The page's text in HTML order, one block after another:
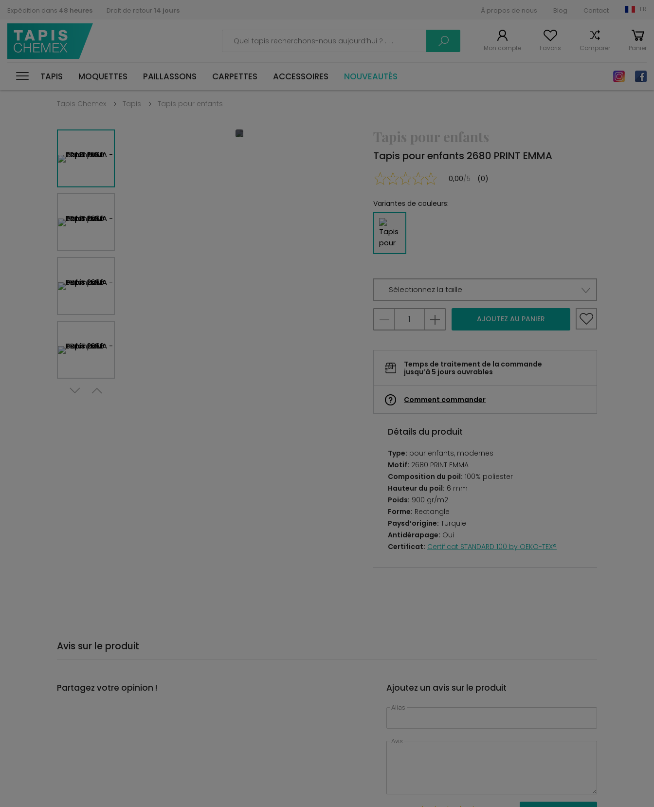
Expédition dans 48 heures Droit de retour 14 jours À propos de nous Blog Contact FR
Mon compte Favoris Comparer Panier
TAPIS MOQUETTES PAILLASSONS CARPETTES ACCESSOIRES NOUVEAUTÉS
Tapis Chemex Tapis Tapis pour enfants
Tapis pour enfants
Tapis pour enfants 2680 PRINT EMMA
0,00/5 (0)
Variantes de couleurs:
Sélectionnez la taille
AJOUTEZ AU PANIER
Temps de traitement de la commande
jusqu’à 5 jours ouvrables
Comment commander
Détails du produit
Type: pour enfants, modernes
Motif: 2680 PRINT EMMA
Composition du poil: 100% poliester
Hauteur du poil: 6 mm
Poids: 900 gr/m2
Forme: Rectangle
Paysd’origine: Turquie
Antidérapage: Oui
Certificat: Certificat STANDARD 100 by OEKO-TEX®
Avis sur le produit
Partagez votre opinion ! Ajoutez un avis sur le produit
Alias
Avis